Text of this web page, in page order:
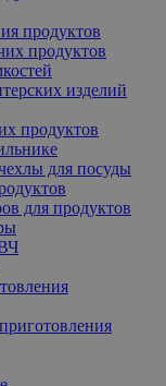
продуктов
продуктов
изделий
продуктов
для посуды
для продуктов